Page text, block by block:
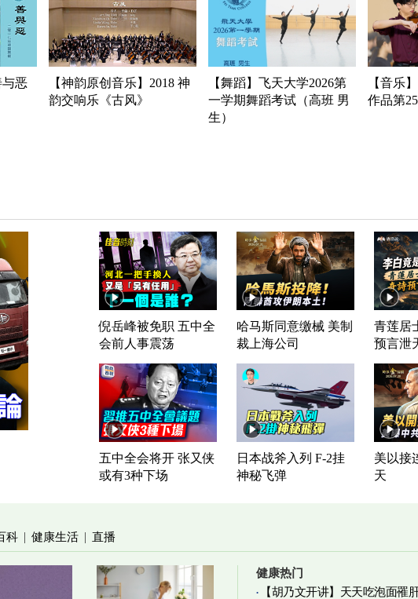
与恶
【神韵原创音乐】2018 神
韵交响乐《古风》
【舞蹈】飞天大学2026第
一学期舞蹈考试（高班 男
生）
【音乐
作品第
倪岳峰被免职 五中全
会前人事震荡
哈马斯同意缴械 美制
裁上海公司
青莲居
预言泄
五中全会将开 张又侠
或有3种下场
日本战斧入列 F-2挂
神秘飞弹
美以接
天
科 | 健康生活 | 直播
健康热门
【胡乃文开讲】天天吃泡面罹